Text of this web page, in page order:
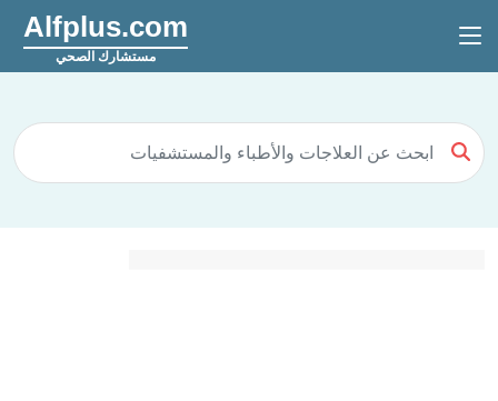
Alfplus.com
مستشارك الصحي